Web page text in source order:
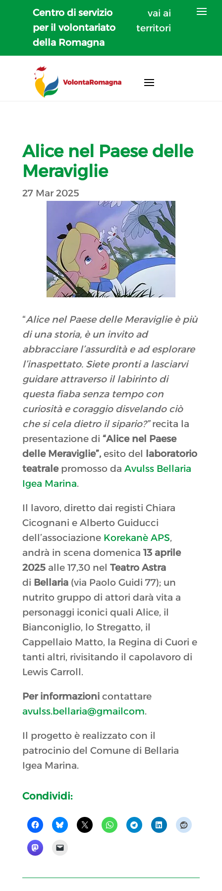
Centro di servizio
per il volontariato
della Romagna
vai ai
territori
Alice nel Paese delle
Meraviglie
27 Mar 2025
“Alice nel Paese delle Meraviglie è più
di una storia, è un invito ad
abbracciare l’assurdità e ad esplorare
l’inaspettato. Siete pronti a lasciarvi
guidare attraverso il labirinto di
questa fiaba senza tempo con
curiosità e coraggio disvelando ciò
che si cela dietro il sipario?”recita la
presentazione di “Alice nel Paese
delle Meraviglie”,esito del laboratorio
teatralepromosso da Avulss Bellaria
Igea Marina.
Il lavoro, diretto dai registi Chiara
Cicognani e Alberto Guiducci
dell’associazione Korekanè APS,
andrà in scena domenica 13 aprile
2025alle 17,30 nel Teatro Astra
di Bellaria(via Paolo Guidi 77); un
nutrito gruppo di attori darà vita a
personaggi iconici quali Alice, il
Bianconiglio, lo Stregatto, il
Cappellaio Matto, la Regina di Cuori e
tanti altri, rivisitando il capolavoro di
Lewis Carroll.
Per informazionicontattare
avulss.bellaria@gmailcom.
Il progetto è realizzato con il
patrocinio del Comune di Bellaria
Igea Marina.
Condividi: